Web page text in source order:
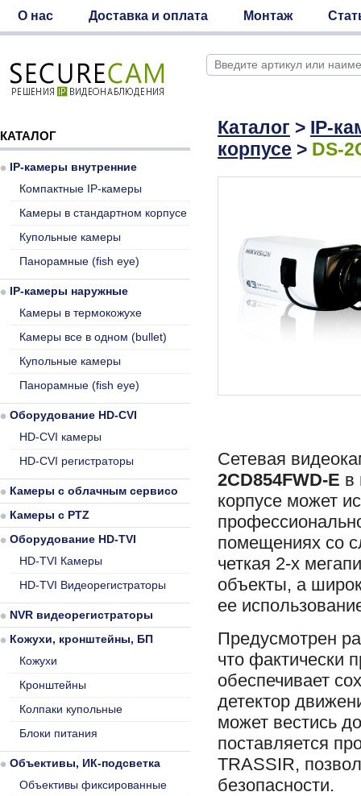
О нас Доставка и оплата Монтаж
Каталог > IP-
корпусе > DS-
Сетевая
2CD854FWD-E в
корпусе может
помещениях со
четкая 2-х
объекты, а
ее
Предусмотрен
что фактически
обеспечивает
детектор
может вестись
поставляется
TRASSIR,
безопасности.
КАТАЛОГ
IP-камеры внутренние
Компактные IP-камеры
Камеры в стандартном корпусе
Купольные камеры
Панорамные (fish eye)
IP-камеры наружные
Камеры в термокожухе
Камеры все в одном (bullet)
Купольные камеры
Панорамные (fish eye)
Оборудование HD-CVI
HD-CVI камеры
HD-CVI регистраторы
Камеры с облачным сервисом
Камеры с PTZ
Оборудование HD-TVI
HD-TVI Камеры
HD-TVI Видеорегистраторы
NVR видеорегистраторы
Кожухи, кронштейны, БП
Кожухи
Кронштейны
Колпаки купольные
Блоки питания
Объективы, ИК-подсветка
Объективы фиксированные